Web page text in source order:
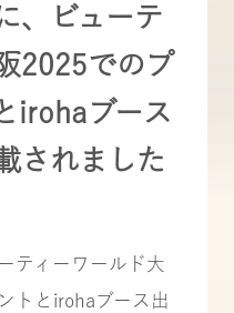
、ビューテ
2025でのプ
irohaブース
されました
ティーワールド大
トとirohaブース出